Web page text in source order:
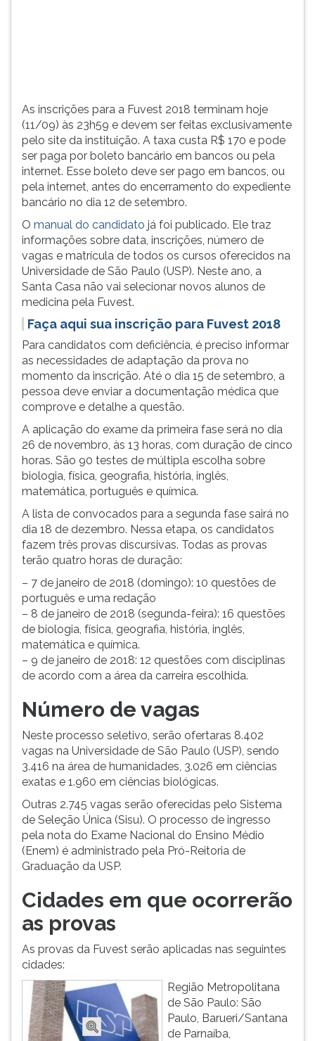
leitura
pressione
(primeira
tecla
para
continuar
pressione
(primeira
direita
menu
principal
pressione
tecla
depois
Pressione
para
ouvir
essa
instrução
As inscrições para a Fuvest 2018 terminam hoje
(11/09) às 23h59 e devem ser feitas exclusivamente
pelo site da instituição. A taxa custa R$ 170 e pode
ser paga por boleto bancário em bancos ou pela
internet. Esse boleto deve ser pago em bancos, ou
pela internet, antes do encerramento do expediente
bancário no dia 12 de setembro.
O manual do candidato já foi publicado. Ele traz
informações sobre data, inscrições, número de
vagas e matrícula de todos os cursos oferecidos na
Universidade de São Paulo (USP). Neste ano, a
Santa Casa não vai selecionar novos alunos de
medicina pela Fuvest.
Faça aqui sua inscrição para Fuvest 2018
Para candidatos com deficiência, é preciso informar
as necessidades de adaptação da prova no
momento da inscrição. Até o dia 15 de setembro, a
pessoa deve enviar a documentação médica que
comprove e detalhe a questão.
A aplicação do exame da primeira fase será no dia
26 de novembro, às 13 horas, com duração de cinco
horas. São 90 testes de múltipla escolha sobre
biologia, física, geografia, história, inglês,
matemática, português e química.
A lista de convocados para a segunda fase sairá no
dia 18 de dezembro. Nessa etapa, os candidatos
fazem três provas discursivas. Todas as provas
terão quatro horas de duração:
– 7 de janeiro de 2018 (domingo): 10 questões de
português e uma redação
– 8 de janeiro de 2018 (segunda-feira): 16 questões
de biologia, física, geografia, história, inglês,
matemática e química.
– 9 de janeiro de 2018: 12 questões com disciplinas
de acordo com a área da carreira escolhida.
Número de vagas
Neste processo seletivo, serão ofertaras 8.402
vagas na Universidade de São Paulo (USP), sendo
3.416 na área de humanidades, 3.026 em ciências
exatas e 1.960 em ciências biológicas.
Outras 2.745 vagas serão oferecidas pelo Sistema
de Seleção Única (Sisu). O processo de ingresso
pela nota do Exame Nacional do Ensino Médio
(Enem) é administrado pela Pró-Reitoria de
Graduação da USP.
Cidades em que ocorrerão
as provas
As provas da Fuvest serão aplicadas nas seguintes
cidades:
Região Metropolitana
de São Paulo: São
Paulo, Barueri/Santana
de Parnaíba,